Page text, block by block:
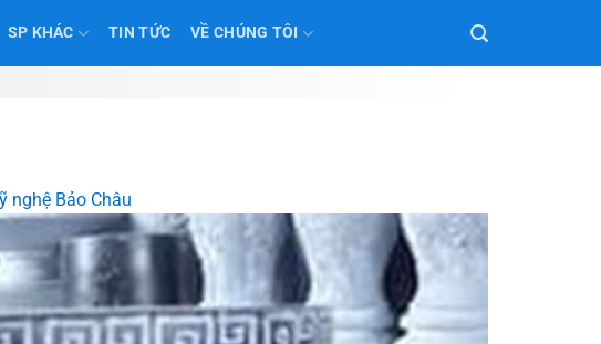
SP KHÁC TIN TỨC VỀ CHÚNG TÔI
nghệ Bảo Châu